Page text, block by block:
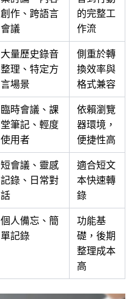
創作、跨語言
會議
的完整工
作流
大量歷史錄音
整理、特定方
言場景
側重於轉
換效率與
格式兼容
臨時會議、課
堂筆記、輕度
使用者
依賴瀏覽
器環境，
便捷性高
短會議、靈感
記錄、日常對
話
適合短文
本快速轉
錄
個人備忘、簡
單記錄
功能基
礎，後期
整理成本
高